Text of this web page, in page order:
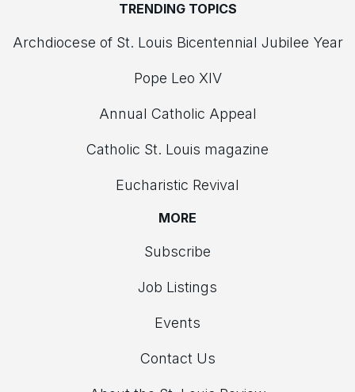
TRENDING TOPICS
Archdiocese of St. Louis Bicentennial Jubilee Year
Pope Leo XIV
Annual Catholic Appeal
Catholic St. Louis magazine
Eucharistic Revival
MORE
Subscribe
Job Listings
Events
Contact Us